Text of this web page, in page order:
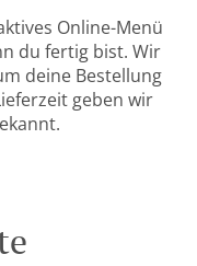
Online-Menü
du fertig bist. Wir
deine Bestellung
geben wir